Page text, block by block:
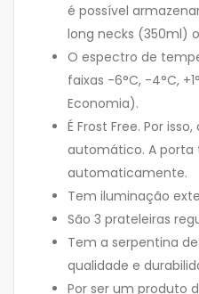
é possível
long necks (350ml)
O espectro de
faixas -6°C, -4°C,
Economia).
É Frost Free. Por
automático. A
automaticamente.
Tem iluminação
São 3 prateleiras
Tem a serpentina
qualidade e
Por ser um produto